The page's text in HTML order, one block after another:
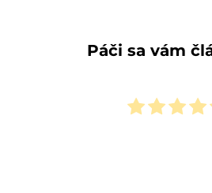
Páči sa vám